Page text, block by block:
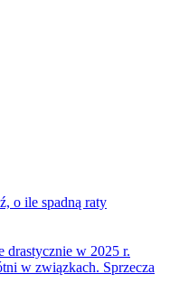
o ile spadną raty
drastycznie w 2025 r.
w związkach. Sprzecza